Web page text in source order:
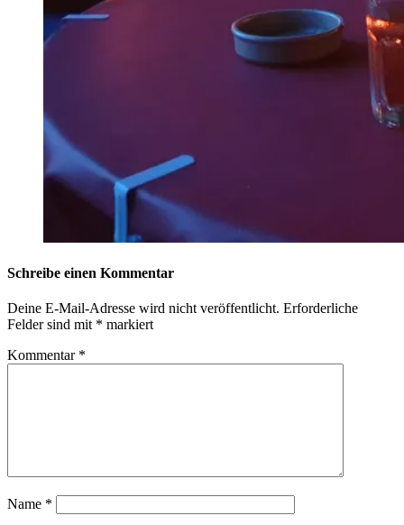
Schreibe einen Kommentar
Deine E-Mail-Adresse wird nicht veröffentlicht. Erforderliche
Felder sind mit * markiert
Kommentar *
Name *